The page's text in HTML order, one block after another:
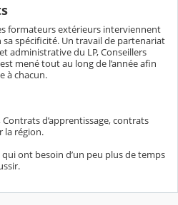
formateurs extérieurs interviennent
sa spécificité. Un travail de partenariat
administrative du LP, Conseillers
mené tout au long de l’année afin
à chacun.
d’apprentissage, contrats
la région.
qui ont besoin d’un peu plus de temps